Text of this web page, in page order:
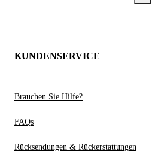
KUNDENSERVICE
Brauchen Sie Hilfe?
FAQs
Rücksendungen & Rückerstattungen